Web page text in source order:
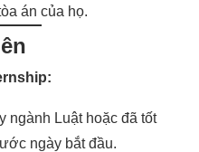
án của họ.
ngành Luật hoặc đã tốt
ngày bắt đầu.